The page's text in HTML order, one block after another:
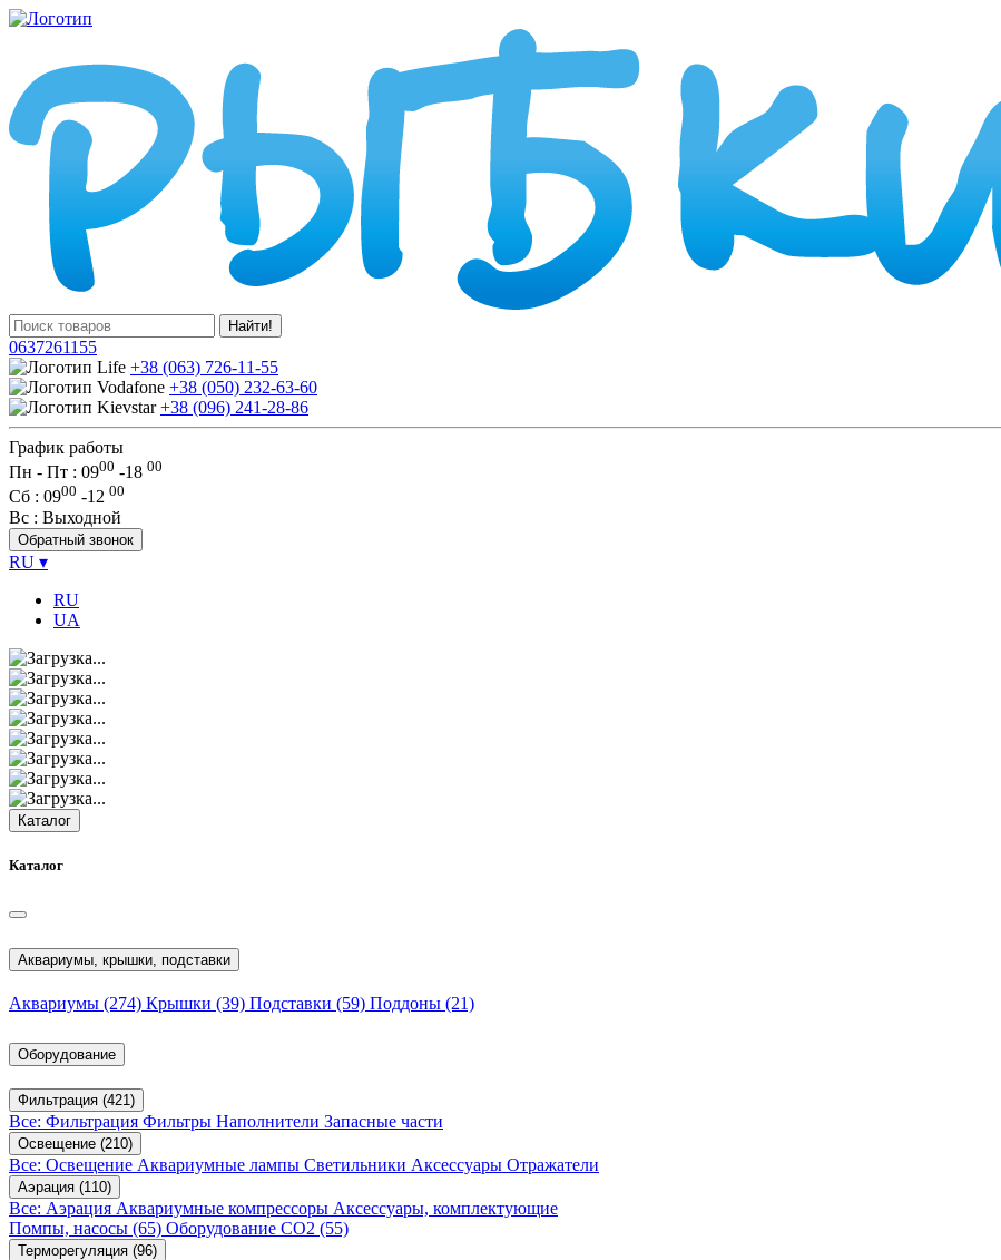
Найти!
0637261155
+38 (063) 726-11-55
+38 (050) 232-63-60
+38 (096) 241-28-86
График работы
Пн - Пт : 0900 -18 00
Сб : 0900 -12 00
Вс : Выходной
Обратный звонок
RU ▾
RU
UA
Каталог
Каталог
Аквариумы, крышки, подставки
Аквариумы (274) Крышки (39) Подставки (59) Поддоны (21)
Оборудование
Фильтрация (421)
Все: Фильтрация Фильтры Наполнители Запасные части
Освещение (210)
Все: Освещение Аквариумные лампы Светильники Аксессуары Отражатели
Аэрация (110)
Все: Аэрация Аквариумные компрессоры Аксессуары, комплектующие
Помпы, насосы (65) Оборудование CO2 (55)
Терморегуляция (96)